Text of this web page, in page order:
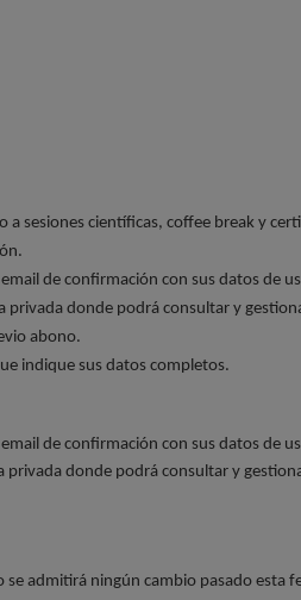
a sesiones científicas, coffee break y
de confirmación con sus datos de
privada donde podrá consultar y
abono.
indique sus datos completos.
de confirmación con sus datos de
privada donde podrá consultar y
admitirá ningún cambio pasado esta